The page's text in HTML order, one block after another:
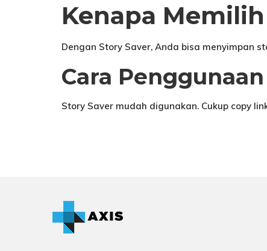
Kenapa
Dengan Story Saver, Anda bisa menyimpan
Cara
Story Saver mudah digunakan. Cukup copy